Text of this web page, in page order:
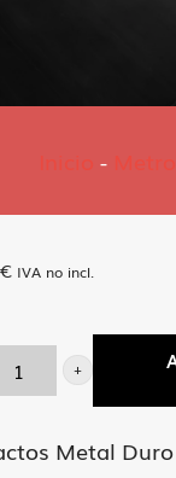
-
€ IVA no incl.
Metal Duro